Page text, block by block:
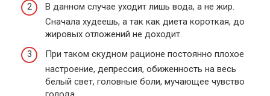
В данном случае уходит лишь вода, а не жир.
Сначала худеешь, а так как диета короткая, до
жировых отложений не доходит.
При таком скудном рационе постоянно плохое
настроение, депрессия, обиженность на весь
белый свет, головные боли, мучающее чувство